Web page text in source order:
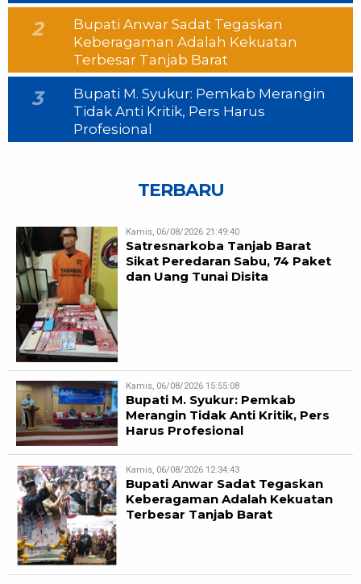
2
Bupati Anwar Sadat Tegaskan
Keberagaman Adalah Kekuatan
Terbesar Tanjab Barat
3
Bupati M. Syukur: Pemkab Merangin
Tidak Anti Kritik, Pers Harus
Profesional
TERBARU
Kamis, 06/08/2026 21:49:40
Satresnarkoba Tanjab Barat
Sikat Peredaran Sabu, 74 Paket
dan Uang Tunai Disita
Kamis, 06/08/2026 15:55:08
Bupati M. Syukur: Pemkab
Merangin Tidak Anti Kritik, Pers
Harus Profesional
Kamis, 06/08/2026 12:34:43
Bupati Anwar Sadat Tegaskan
Keberagaman Adalah Kekuatan
Terbesar Tanjab Barat